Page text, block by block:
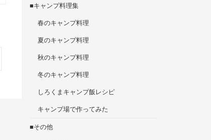
■キャンプ料理集
春のキャンプ料理
夏のキャンプ料理
秋のキャンプ料理
冬のキャンプ料理
しろくまキャンプ飯レシピ
キャンプ場で作ってみた
■その他